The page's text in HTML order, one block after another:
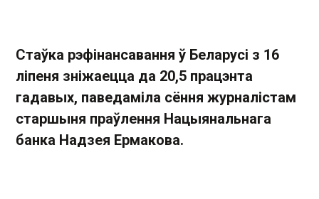
Стаўка рэфінансавання ў Беларусі з 16
ліпеня зніжаецца да 20,5 працэнта
гадавых, паведаміла сёння журналістам
старшыня праўлення Нацыянальнага
банка Надзея Ермакова.